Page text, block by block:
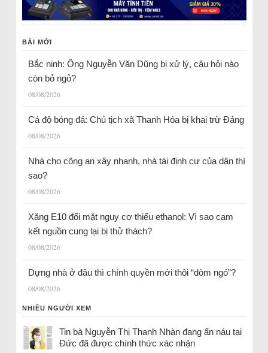
BÀI MỚI
Bắc ninh: Ông Nguyễn Văn Dũng bị xử lý, câu hỏi nào
còn bỏ ngỏ?
08/08/2026
Cá độ bóng đá: Chủ tịch xã Thanh Hóa bị khai trừ Đảng
08/08/2026
Nhà cho công an xây nhanh, nhà tái định cư của dân thì
sao?
08/08/2026
Xăng E10 đối mặt nguy cơ thiếu ethanol: Vì sao cam
kết nguồn cung lại bị thử thách?
08/08/2026
Dựng nhà ở đâu thì chính quyền mới thôi “dòm ngó”?
08/08/2026
NHIỀU NGƯỜI XEM
Tin bà Nguyễn Thị Thanh Nhàn đang ẩn náu tại
Đức đã được chính thức xác nhận